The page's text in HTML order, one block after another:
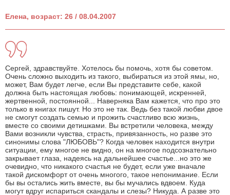
Елена, возраст: 26 / 08.04.2007
Сергей, здравствуйте. Хотелось бы помочь, хотя бы советом.
Очень сложно выходить из такого, выбираться из этой ямы, но,
может, Вам будет легче, если Вы представите себе, какой
должна быть настоящая любовь: понимающей, искренней,
жертвенной, постоянной... Наверняка Вам кажется, что про это
только в книгах пишут. Но это не так. Ведь без такой любви двое
не смогут создать семью и прожить счастливо всю жизнь,
вместе со своими детишками. Вы встретили человека, между
Вами возникли чувства, страсть, привязанность, но разве это
синонимы слова "ЛЮБОВЬ"? Когда человек находится внутри
ситуации, ему многое не видно, он на многое подсознательно
закрывает глаза, надеясь на дальнейшее счастье...но это же
очевидно, что никакого счастья не будет, если уже вначале
такой дискомфорт от очень многого, такое непонимание. Если
бы вы остались жить вместе, вы бы мучались вдвоем. Куда
могут вдруг испариться скандалы и слезы? Никуда. А разве это